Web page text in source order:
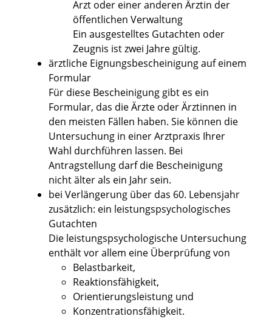
Arzt oder einer anderen Ärztin der
öffentlichen Verwaltung
Ein ausgestelltes Gutachten oder
Zeugnis ist zwei Jahre gültig.
ärztliche Eignungsbescheinigung auf einem
Formular
Für diese Bescheinigung gibt es ein
Formular, das die Ärzte oder Ärztinnen in
den meisten Fällen haben. Sie können die
Untersuchung in einer Arztpraxis Ihrer
Wahl durchführen lassen. Bei
Antragstellung darf die Bescheinigung
nicht älter als ein Jahr sein.
bei Verlängerung über das 60. Lebensjahr
zusätzlich: ein leistungspsychologisches
Gutachten
Die leistungspsychologische Untersuchung
enthält vor allem eine Überprüfung von
Belastbarkeit,
Reaktionsfähigkeit,
Orientierungsleistung und
Konzentrationsfähigkeit.